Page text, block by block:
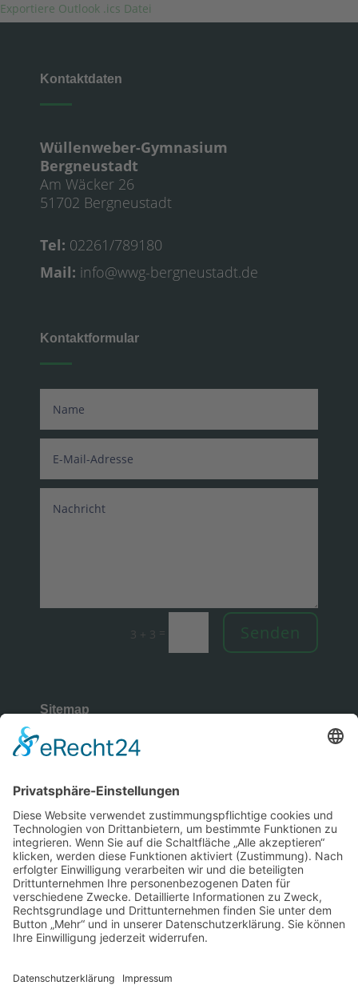
Exportiere Outlook .ics Datei
Kontaktdaten
Wüllenweber-Gymnasium
Bergneustadt
Am Wäcker 26
51702 Bergneustadt
Tel: 02261/789180
Mail: info@wwg-bergneustadt.de
Kontaktformular
3 + 3 = Senden
Sitemap
Rechtliches
Copyright © 2026 | Wüllenweber